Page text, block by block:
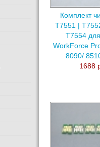
Комплект
T7551 |
T7554
WorkForce
8090/
1688